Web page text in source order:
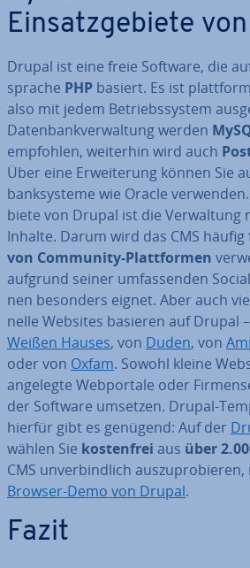
Ein­satz­ge­bie­te
Drupal ist eine freie Software, die
spra­che PHP basiert. Es ist
also mit jedem Be­triebs­sys­tem
Da­ten­bank­ver­wal­tung werden
empfohlen, weiterhin wird auch
Über eine Er­wei­te­rung können Sie
bank­sys­te­me wie Oracle
bie­te von Drupal ist die Ver­wal­tung
Inhalte. Darum wird das CMS häufig
von Community-Platt­for­men
aufgrund seiner um­fas­sen­den
nen besonders eignet. Aber auch
nel­le Websites basieren auf Drupal
Weißen Hauses, von Duden, von
oder von Oxfam. Sowohl kleine
angelegte Web­por­ta­le oder
der Software umsetzen. Drupal-
hierfür gibt es genügend: Auf der
wählen Sie kos­ten­frei aus über
CMS un­ver­bind­lich aus­zu­pro­bie­ren,
Browser-Demo von Drupal.
Fazit